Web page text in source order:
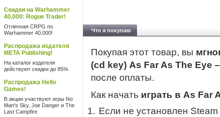
Скидки на Warhammer
40,000: Rogue Trader!
Отличная CRPG по
Warhammer 40,000!
Распродажа издателя
META Publishing!
На каталог издателя
действуют скидки до 85%
Распродажа Hello
Games!
В акции участвуют игры No
Man's Sky, Joe Danger и The
Last Campfire
Что я покупаю
Покупая этот товар, вы
(cd key) As Far As The Eye
после оплаты.
Как начать играть в As Far
Если не установлен